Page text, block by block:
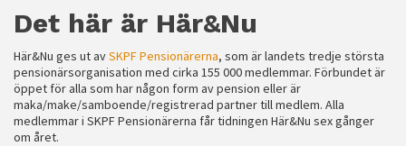
Det här är Här&Nu
Här&Nu ges ut avSKPF Pensionärerna, som är landets tredje största
pensionärsorganisation med cirka 155 000 medlemmar. Förbundet är
öppet för alla som har någon form av pension eller är
maka/make/samboende/registrerad partner till medlem. Alla
medlemmar i SKPF Pensionärerna får tidningen Här&Nu sex gånger
om året.